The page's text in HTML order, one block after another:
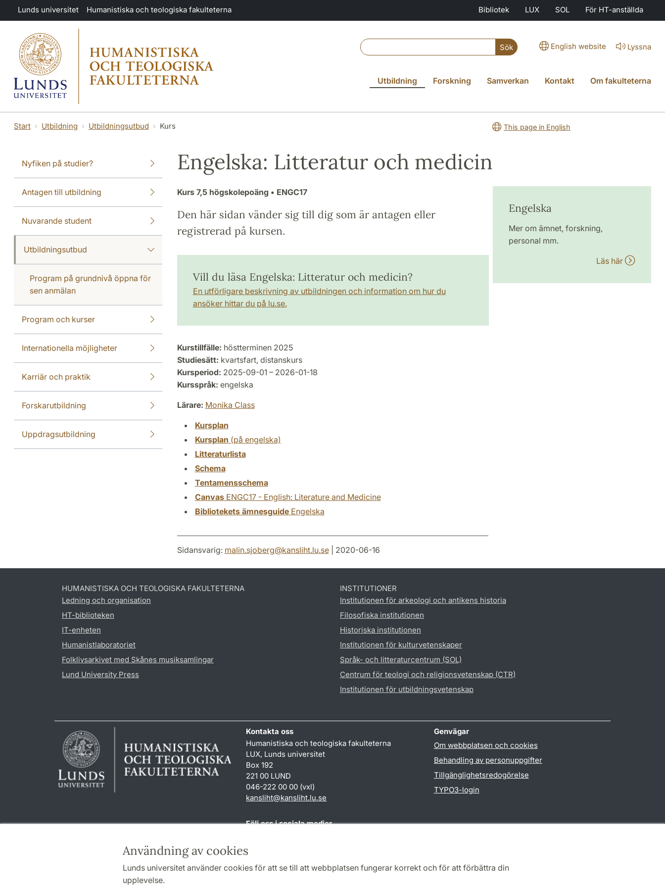
Hoppa till huvudinnehåll
Användning av cookies
Lunds universitet använder cookies för att se till att webbplatsen fungerar korrekt och för att förbättra din
upplevelse.
Lunds universitet Humanistiska och teologiska fakulteterna Bibliotek LUX SOL För HT-anställda
Sök English website Lyssna
Utbildning Forskning Samverkan Kontakt Om fakulteterna
Start Utbildning Utbildningsutbud Kurs This page in English
Nyfiken på studier?
Antagen till utbildning
Nuvarande student
Utbildningsutbud
Program på grundnivå öppna för
sen anmälan
Program och kurser
Internationella möjligheter
Karriär och praktik
Forskarutbildning
Uppdragsutbildning
Engelska: Litteratur och medicin
Kurs 7,5 högskolepoäng • ENGC17
Den här sidan vänder sig till dig som är antagen eller
registrerad på kursen.
Vill du läsa Engelska: Litteratur och medicin?
En utförligare beskrivning av utbildningen och information om hur du
ansöker hittar du på lu.se.
Kurstillfälle: höstterminen 2025
Studiesätt: kvartsfart, distanskurs
Kursperiod: 2025-09-01 – 2026-01-18
Kursspråk: engelska
Lärare: Monika Class
Kursplan
Kursplan (på engelska)
Litteraturlista
Schema
Tentamensschema
CanvasENGC17 - English: Literature and Medicine
Bibliotekets ämnesguideEngelska
Engelska
Mer om ämnet, forskning,
personal mm.
Läs här
Sidansvarig: malin.sjoberg@kansliht.lu.se| 2020-06-16
HUMANISTISKA OCH TEOLOGISKA FAKULTETERNA
Ledning och organisation
HT-biblioteken
IT-enheten
Humanistlaboratoriet
Folklivsarkivet med Skånes musiksamlingar
Lund University Press
INSTITUTIONER
Institutionen för arkeologi och antikens historia
Filosofiska institutionen
Historiska institutionen
Institutionen för kulturvetenskaper
Språk- och litteraturcentrum (SOL)
Centrum för teologi och religionsvetenskap (CTR)
Institutionen för utbildningsvetenskap
Kontakta oss
Humanistiska och teologiska fakulteterna
LUX, Lunds universitet
Box 192
221 00 LUND
046-222 00 00 (vxl)
kansliht@kansliht.lu.se
Genvägar
Om webbplatsen och cookies
Behandling av personuppgifter
Tillgänglighetsredogörelse
TYPO3-login
Följ oss i sociala medier